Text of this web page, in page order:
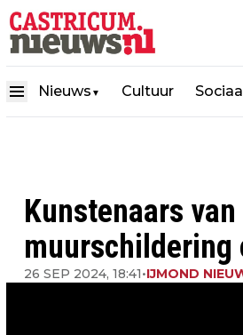
Nieuws ▼ Cultuur
Kunstenaars
muurschildering
26 SEP 2024, 18:41•IJMOND